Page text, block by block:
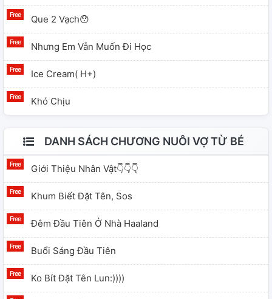
Que 2 Vạch😯
Nhưng Em Vẫn Muốn Đi Học
Ice Cream( H+)
Khó Chịu
DANH SÁCH CHƯƠNG NUÔI VỢ TỪ BÉ
Giới Thiệu Nhân Vật👇👇👇
Khum Biết Đặt Tên, Sos
Đêm Đầu Tiên Ở Nhà Haaland
Buổi Sáng Đầu Tiên
Ko Bít Đặt Tên Lun:))))